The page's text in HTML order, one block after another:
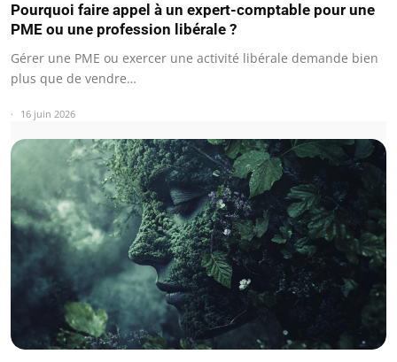
Pourquoi faire appel à un expert-comptable pour une
PME ou une profession libérale ?
Gérer une PME ou exercer une activité libérale demande bien
plus que de vendre…
16 juin 2026